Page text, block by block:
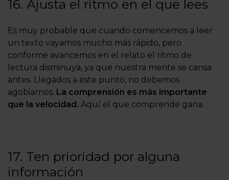
16. Ajusta el ritmo en el que lees
Es muy probable que cuando comencemos a leer
un texto vayamos mucho más rápido, pero
conforme avancemos en el relato el ritmo de
lectura disminuya, ya que nuestra mente se cansa
antes. Llegados a este punto, no debemos
agobiarnos. La comprensión es más importante
que la velocidad. Aquí el que comprende gana.
17. Ten prioridad por alguna
información